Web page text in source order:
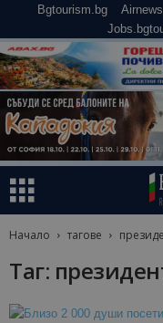
Bgtourism.bg
Начало тагове
Таг: